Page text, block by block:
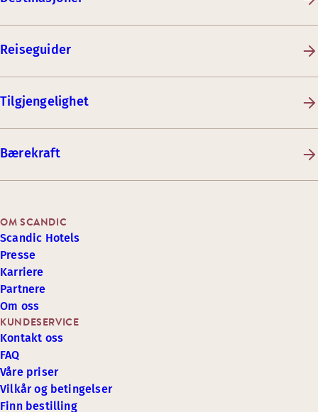
Reiseguider
Tilgjengelighet
Bærekraft
KUNDESERVICE
Kontakt oss
FAQ
Våre priser
Vilkår og betingelser
Finn bestilling
OM SCANDIC
Scandic Hotels
Presse
Karriere
Partnere
Om oss